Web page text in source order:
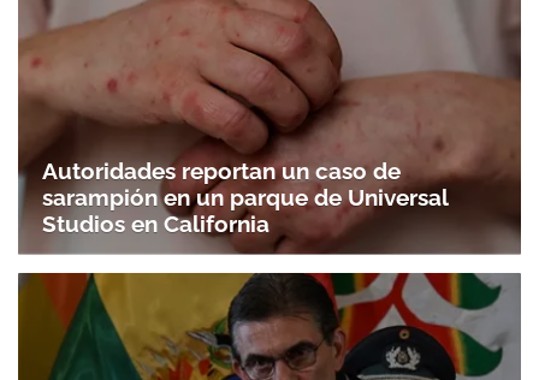
Autoridades reportan un caso de
sarampión en un parque de Universal
Studios en California